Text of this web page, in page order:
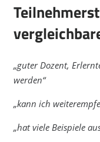
„guter Dozent,
werden“
„kann ich
„hat viele Beispiele